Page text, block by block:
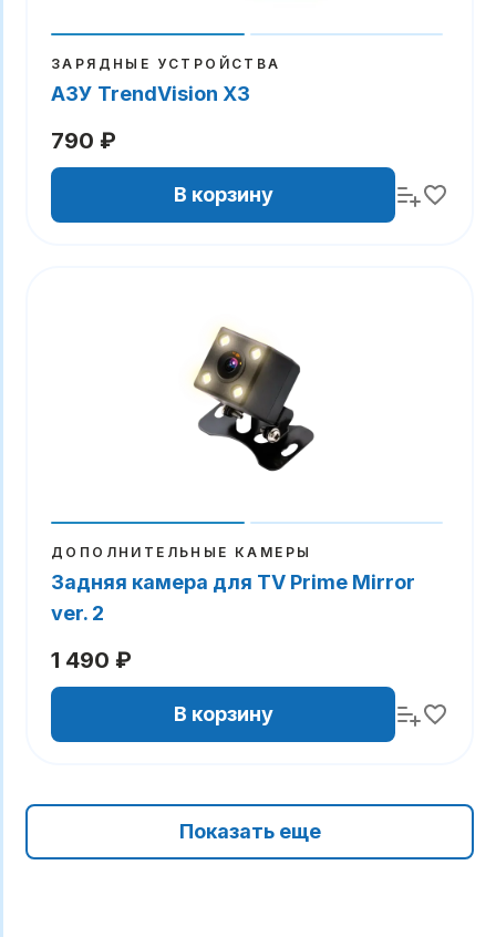
ЗАРЯДНЫЕ УСТРОЙСТВА
АЗУ TrendVision X3
790 ₽
В корзину
ДОПОЛНИТЕЛЬНЫЕ КАМЕРЫ
Задняя камера для TV Prime Mirror
ver. 2
1 490 ₽
В корзину
Показать еще